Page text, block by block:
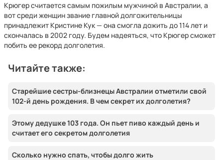
Крюгер считается самым пожилым мужчиной в Австралии, а
вот среди женщин звание главной долгожительницы
принадлежит Кристине Кук — она смогла дожить до 114 лет и
скончалась в 2002 году. Будем надеяться, что Крюгер сможет
побить ее рекорд долголетия.
Читайте также:
Старейшие сестры-близнецы Австралии отметили свой
102-й день рождения. В чем секрет их долголетия?
Этому дедушке 103 года. Он пьет пиво каждый день и
считает его секретом долголетия
Сколько нужно спать, чтобы долго жить